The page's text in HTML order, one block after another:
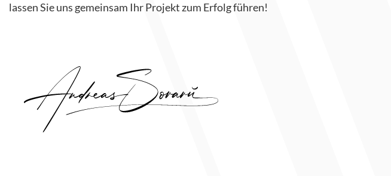
lassen Sie uns gemeinsam Ihr Projekt zum Erfolg führen!